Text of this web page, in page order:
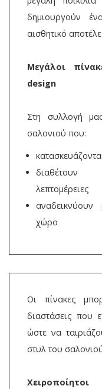
δημιουργούν
αισθητικό
Μεγάλοι
design
Στη συλλογή
σαλονιού που:
διαθέτουν
λεπτομέρειες
χώρο
Οι πίνακες
διαστάσεις που
ώστε να
στυλ του